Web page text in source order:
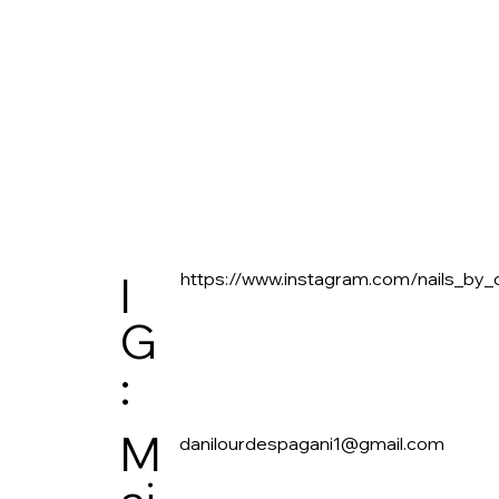
I
G
:
https://www.instagram.com/
M
danilourdespagani1@gmail.com